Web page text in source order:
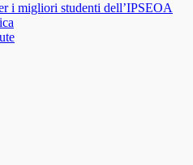
i migliori studenti dell’IPSEOA